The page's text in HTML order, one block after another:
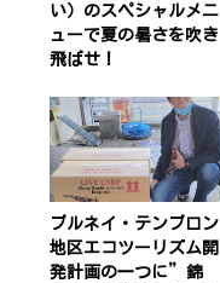
い）のスペシャルメニ
ューで夏の暑さを吹き
飛ばせ！
ブルネイ・テンブロン
地区エコツーリズム開
発計画の一つに”錦